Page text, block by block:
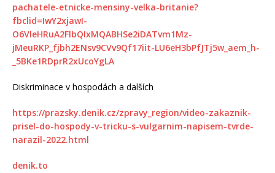
pachatele-etnicke-mensiny-velka-britanie?
fbclid=IwY2xjawI-
O6VleHRuA2FlbQIxMQABHSe2iDATvm1Mz-
jMeuRKP_fjbh2ENsv9CVv9Qf17iit-LU6eH3bPfJTj5w_aem_h-
_5BKe1RDprR2xUcoYgLA
Diskriminace v hospodách a dalších
https://prazsky.denik.cz/zpravy_region/video-zakaznik-
prisel-do-hospody-v-tricku-s-vulgarnim-napisem-tvrde-
narazil-2022.html
denik.to